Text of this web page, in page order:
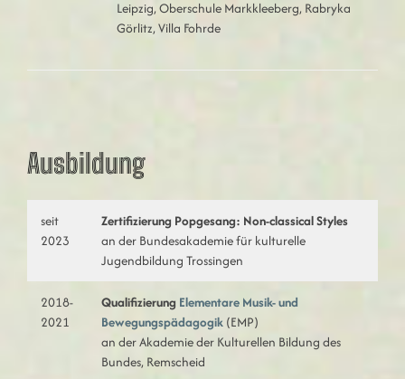
Leipzig, Oberschule Markkleeberg, Rabryka
Görlitz, Villa Fohrde
Ausbildung
seit
2023
Zertifizierung Popgesang: Non-classical Styles
an der Bundesakademie für kulturelle
Jugendbildung Trossingen
2018-
2021
Qualifizierung Elementare Musik- und
Bewegungspädagogik (EMP)
an der Akademie der Kulturellen Bildung des
Bundes, Remscheid